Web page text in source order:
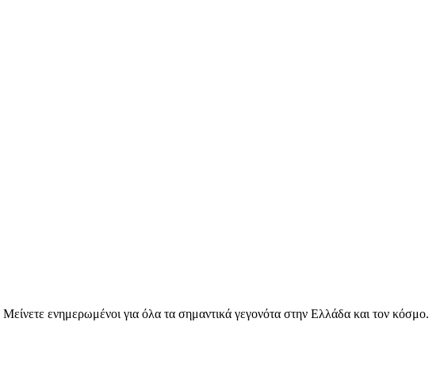
ενημερωμένοι για όλα τα σημαντικά γεγονότα στην Ελλάδα και τον κόσμο.